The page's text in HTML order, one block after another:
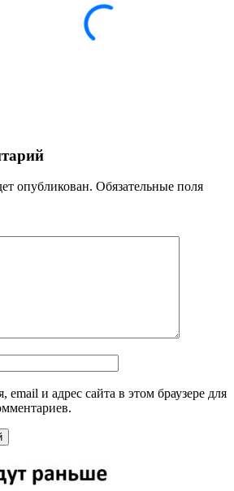
опубликован. Обязательные поля
и адрес сайта в этом браузере для